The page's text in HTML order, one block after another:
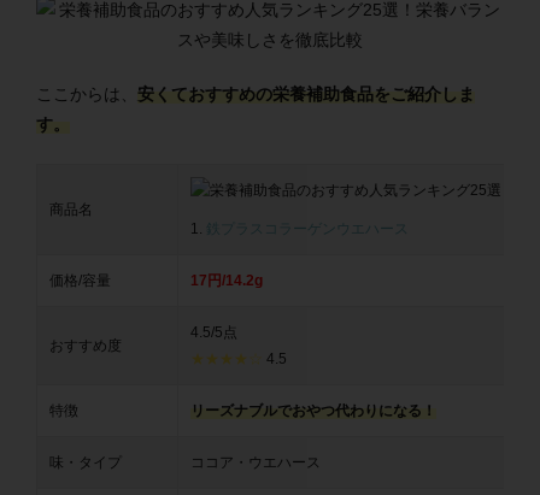
ここからは、 安くておすすめの栄養補助食品をご紹介しま
す。
商品名
1. 鉄プラスコラーゲンウエハース
価格/容量 17円/14.2g
おすすめ度
4.5/5点
★★★★☆
4.5
特徴 リーズナブルでおやつ代わりになる！
味・タイプ ココア・ウエハース